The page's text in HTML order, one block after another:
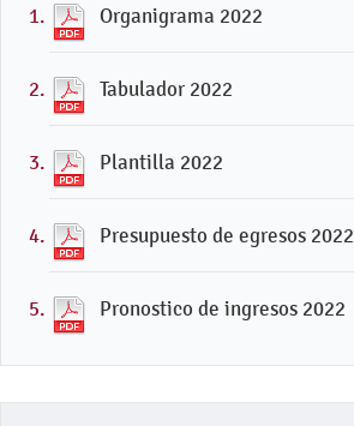
Organigrama 2022
Tabulador 2022
Plantilla 2022
Presupuesto de egresos 2022
Pronostico de ingresos 2022